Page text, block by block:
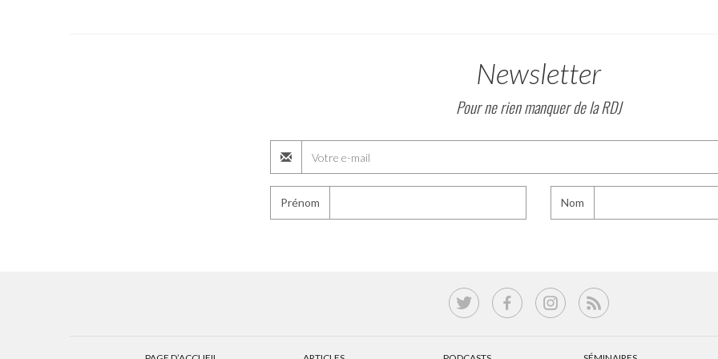
Newsletter
Pour ne rien manquer de la RDJ
Prénom Nom